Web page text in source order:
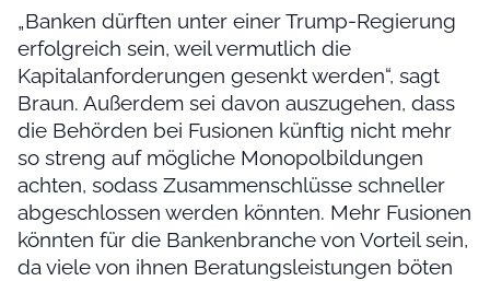
„Banken dürften unter einer Trump-Regierung
erfolgreich sein, weil vermutlich die
Kapitalanforderungen gesenkt werden“, sagt
Braun. Außerdem sei davon auszugehen, dass
die Behörden bei Fusionen künftig nicht mehr
so streng auf mögliche Monopolbildungen
achten, sodass Zusammenschlüsse schneller
abgeschlossen werden könnten. Mehr Fusionen
könnten für die Bankenbranche von Vorteil sein,
da viele von ihnen Beratungsleistungen böten